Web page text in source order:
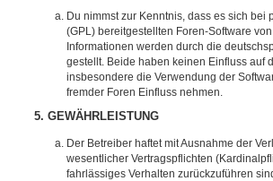
Du nimmst zur Kenntnis, dass es sich bei
(GPL) bereitgestellten Foren-Software
Informationen werden durch die
gestellt. Beide haben keinen Einfluss auf
insbesondere die Verwendung der
fremder Foren Einfluss nehmen.
5. GEWÄHRLEISTUNG
Der Betreiber haftet mit Ausnahme der
wesentlicher Vertragspflichten
fahrlässiges Verhalten zurückzuführen